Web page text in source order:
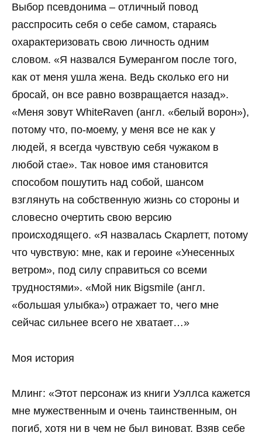
Выбор псевдонима – отличный повод
расспросить себя о себе самом, стараясь
охарактеризовать свою личность одним
словом. «Я назвался Бумерангом после того,
как от меня ушла жена. Ведь сколько его ни
бросай, он все равно возвращается назад».
«Меня зовут WhiteRaven (англ. «белый ворон»),
потому что, по-моему, у меня все не как у
людей, я всегда чувствую себя чужаком в
любой стае». Так новое имя становится
способом пошутить над собой, шансом
взглянуть на собственную жизнь со стороны и
словесно очертить свою версию
происходящего. «Я назвалась Скарлетт, потому
что чувствую: мне, как и героине «Унесенных
ветром», под силу справиться со всеми
трудностями». «Мой ник Bigsmile (англ.
«большая улыбка») отражает то, чего мне
сейчас сильнее всего не хватает…»
Моя история
Млинг: «Этот персонаж из книги Уэллса кажется
мне мужественным и очень таинственным, он
погиб, хотя ни в чем не был виноват. Взяв себе